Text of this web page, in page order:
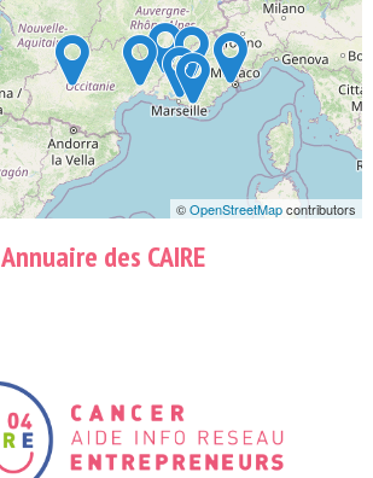
©OpenStreetMapcontributors
Annuaire des CAIRE